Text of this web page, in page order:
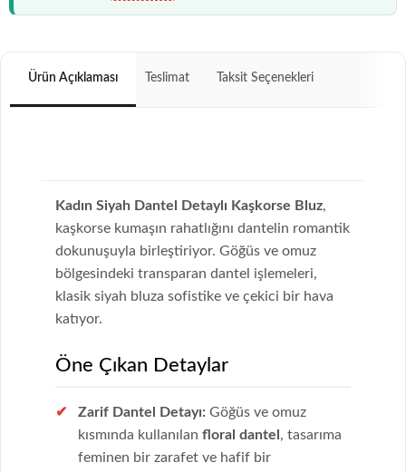
Ürün Açıklaması Teslimat Taksit Seçenekleri
Kadın Siyah Dantel Detaylı Kaşkorse Bluz,
kaşkorse kumaşın rahatlığını dantelin romantik
dokunuşuyla birleştiriyor. Göğüs ve omuz
bölgesindeki transparan dantel işlemeleri,
klasik siyah bluza sofistike ve çekici bir hava
katıyor.
Öne Çıkan Detaylar
Zarif Dantel Detayı: Göğüs ve omuz
kısmında kullanılan floral dantel , tasarıma
feminen bir zarafet ve hafif bir